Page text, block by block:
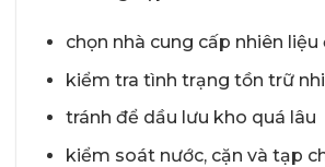
chọn nhà cung cấp nhiên liệu
kiểm tra tình trạng tồn trữ
tránh để dầu lưu kho quá lâu
kiểm soát nước, cặn và tạp